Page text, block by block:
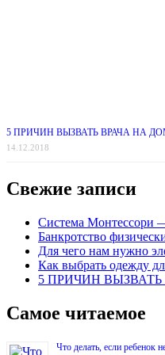
5 ПРИЧИН ВЫЗВАТЬ ВРАЧА НА
14.12.2018
Свежие записи
Система Монтессори
Банкротство
Для чего нам нужно
Как выбрать одежду
5 ПРИЧИН
Самое читаемое
Что делать, если ребенок